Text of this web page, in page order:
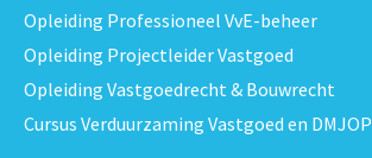
Opleiding Professioneel VvE-beheer
Opleiding Projectleider Vastgoed
Opleiding Vastgoedrecht & Bouwrecht
Cursus Verduurzaming Vastgoed en DMJOP